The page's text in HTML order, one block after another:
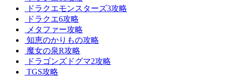
ドラクエモンスターズ3攻略
ドラクエ6攻略
メタファー攻略
知恵のかりもの攻略
魔女の泉R攻略
ドラゴンズドグマ2攻略
TGS攻略